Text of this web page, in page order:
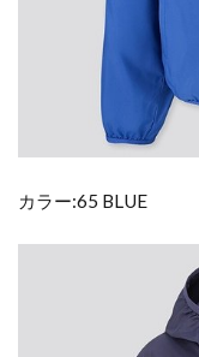
カラー:65 BLUE